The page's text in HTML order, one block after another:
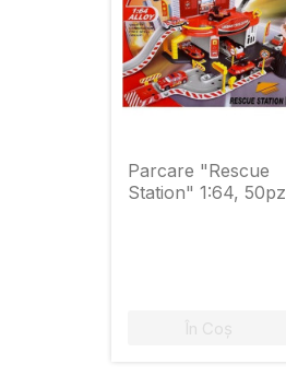
Parcare "Rescue
Station" 1:64, 50pz
În Coș